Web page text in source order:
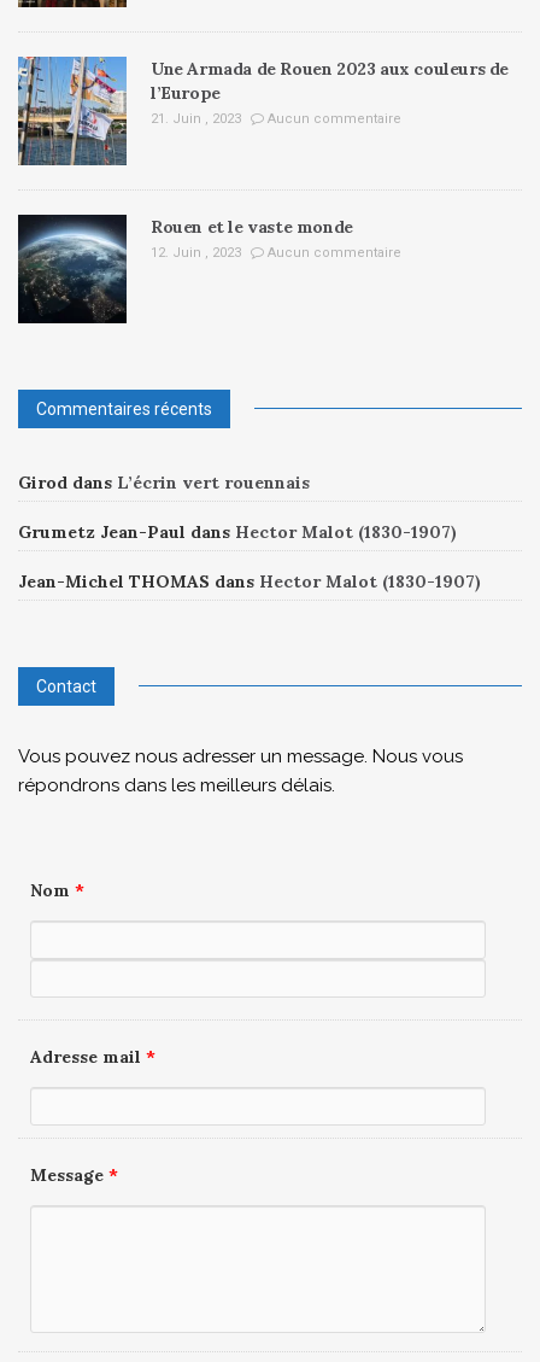
Une Armada de Rouen 2023 aux couleurs de
l’Europe
21. Juin , 2023 Aucun commentaire
Rouen et le vaste monde
12. Juin , 2023 Aucun commentaire
Commentaires récents
Girod dans L’écrin vert rouennais
Grumetz Jean-Paul dans Hector Malot (1830-1907)
Jean-Michel THOMAS dans Hector Malot (1830-1907)
Contact
Vous pouvez nous adresser un message. Nous vous
répondrons dans les meilleurs délais.
Nom *
Adresse mail *
Message *